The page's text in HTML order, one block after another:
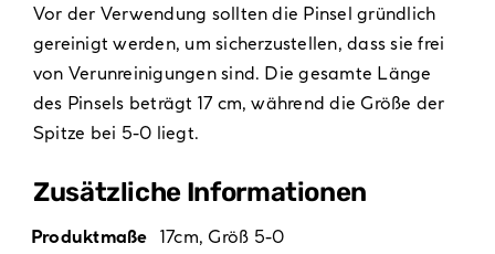
Vor der Verwendung sollten die Pinsel gründlich
gereinigt werden, um sicherzustellen, dass sie frei
von Verunreinigungen sind. Die gesamte Länge
des Pinsels beträgt 17 cm, während die Größe der
Spitze bei 5-0 liegt.
Zusätzliche Informationen
Produktmaße 17cm, Größ 5-0